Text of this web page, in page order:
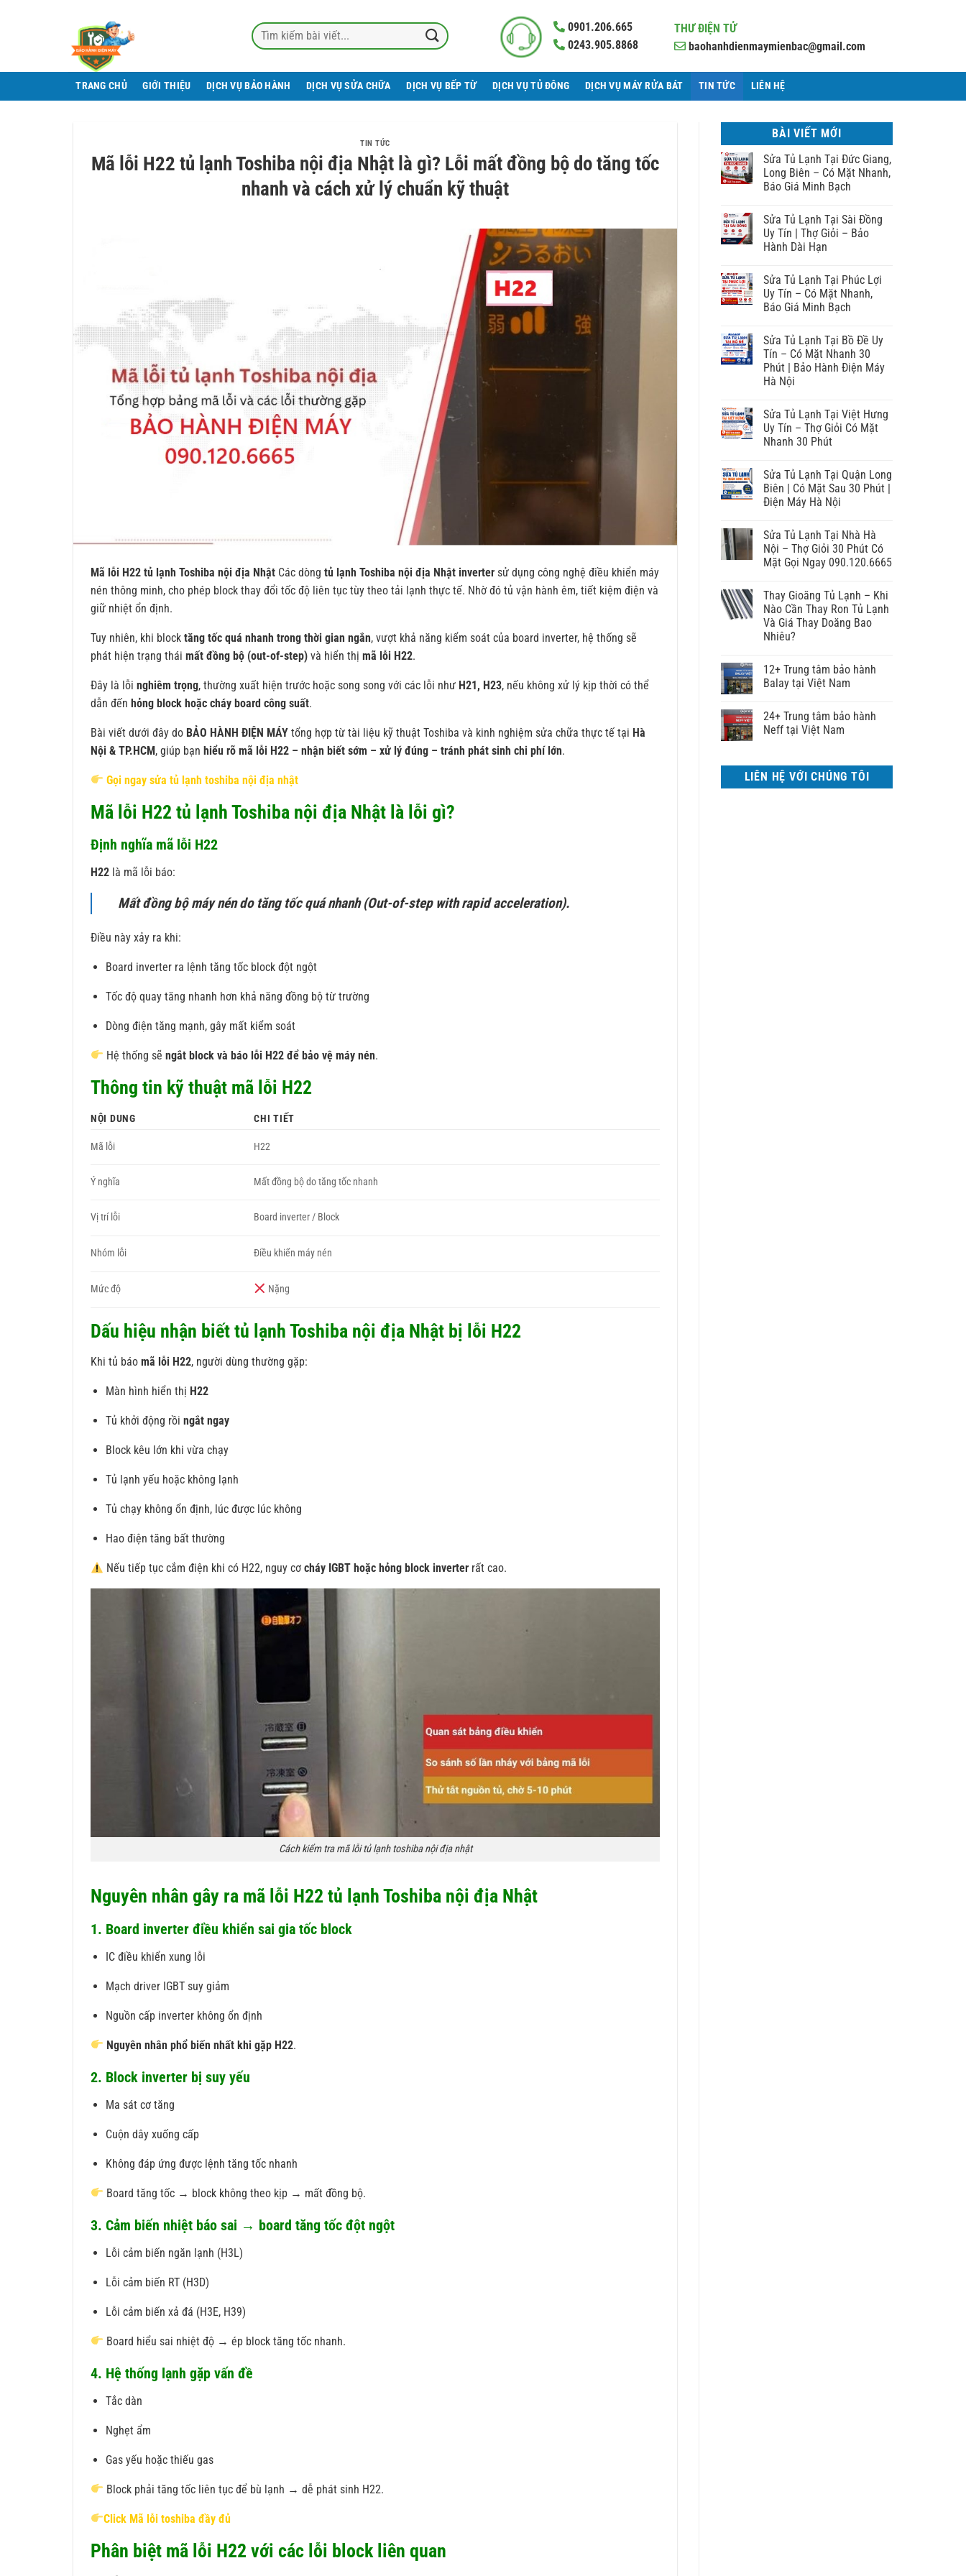
0901.206.665
0243.905.8868
THƯ ĐIỆN TỬ
baohanhdienmaymienbac@gmail.com
TRANG CHỦ GIỚI THIỆU DỊCH VỤ BẢO HÀNH DỊCH VỤ SỬA CHỮA DỊCH VỤ BẾP TỪ DỊCH VỤ TỦ ĐÔNG DỊCH VỤ MÁY RỬA BÁT TIN TỨC LIÊN HỆ
TIN TỨC
Mã lỗi H22 tủ lạnh Toshiba nội địa Nhật là gì? Lỗi mất đồng bộ do tăng tốc
nhanh và cách xử lý chuẩn kỹ thuật
Mã lỗi H22 tủ lạnh Toshiba nội địa Nhật Các dòng tủ lạnh Toshiba nội địa Nhật inverter sử dụng công nghệ điều khiển máy
nén thông minh, cho phép block thay đổi tốc độ liên tục tùy theo tải lạnh thực tế. Nhờ đó tủ vận hành êm, tiết kiệm điện và
giữ nhiệt ổn định.
Tuy nhiên, khi block tăng tốc quá nhanh trong thời gian ngắn, vượt khả năng kiểm soát của board inverter, hệ thống sẽ
phát hiện trạng thái mất đồng bộ (out-of-step) và hiển thị mã lỗi H22.
Đây là lỗi nghiêm trọng, thường xuất hiện trước hoặc song song với các lỗi như H21, H23, nếu không xử lý kịp thời có thể
dẫn đến hỏng block hoặc cháy board công suất.
Bài viết dưới đây do BẢO HÀNH ĐIỆN MÁY tổng hợp từ tài liệu kỹ thuật Toshiba và kinh nghiệm sửa chữa thực tế tại Hà
Nội & TP.HCM, giúp bạn hiểu rõ mã lỗi H22 – nhận biết sớm – xử lý đúng – tránh phát sinh chi phí lớn.
Gọi ngay sửa tủ lạnh toshiba nội địa nhật
Mã lỗi H22 tủ lạnh Toshiba nội địa Nhật là lỗi gì?
Định nghĩa mã lỗi H22
H22 là mã lỗi báo:
Mất đồng bộ máy nén do tăng tốc quá nhanh (Out-of-step with rapid acceleration).
Điều này xảy ra khi:
Board inverter ra lệnh tăng tốc block đột ngột
Tốc độ quay tăng nhanh hơn khả năng đồng bộ từ trường
Dòng điện tăng mạnh, gây mất kiểm soát
Hệ thống sẽngắt block và báo lỗi H22 để bảo vệ máy nén.
Thông tin kỹ thuật mã lỗi H22
NỘI DUNG CHI TIẾT
Mã lỗi H22
Ý nghĩa Mất đồng bộ do tăng tốc nhanh
Vị trí lỗi Board inverter / Block
Nhóm lỗi Điều khiển máy nén
Mức độ Nặng
Dấu hiệu nhận biết tủ lạnh Toshiba nội địa Nhật bị lỗi H22
Khi tủ báo mã lỗi H22, người dùng thường gặp:
Màn hình hiển thị H22
Tủ khởi động rồi ngắt ngay
Block kêu lớn khi vừa chạy
Tủ lạnh yếu hoặc không lạnh
Tủ chạy không ổn định, lúc được lúc không
Hao điện tăng bất thường
Nếu tiếp tục cắm điện khi có H22, nguy cơcháy IGBT hoặc hỏng block inverter rất cao.
Cách kiểm tra mã lỗi tủ lạnh toshiba nội địa nhật
Nguyên nhân gây ra mã lỗi H22 tủ lạnh Toshiba nội địa Nhật
1. Board inverter điều khiển sai gia tốc block
IC điều khiển xung lỗi
Mạch driver IGBT suy giảm
Nguồn cấp inverter không ổn định
Nguyên nhân phổ biến nhất khi gặp H22.
2. Block inverter bị suy yếu
Ma sát cơ tăng
Cuộn dây xuống cấp
Không đáp ứng được lệnh tăng tốc nhanh
Board tăng tốc → block không theo kịp → mất đồng bộ.
3. Cảm biến nhiệt báo sai → board tăng tốc đột ngột
Lỗi cảm biến ngăn lạnh (H3L)
Lỗi cảm biến RT (H3D)
Lỗi cảm biến xả đá (H3E, H39)
Board hiểu sai nhiệt độ → ép block tăng tốc nhanh.
4. Hệ thống lạnh gặp vấn đề
Tắc dàn
Nghẹt ẩm
Gas yếu hoặc thiếu gas
Block phải tăng tốc liên tục để bù lạnh → dễ phát sinh H22.
Click Mã lỗi toshiba đầy đủ
Phân biệt mã lỗi H22 với các lỗi block liên quan
BÀI VIẾT MỚI
Sửa Tủ Lạnh Tại Đức Giang,
Long Biên – Có Mặt Nhanh,
Báo Giá Minh Bạch
Sửa Tủ Lạnh Tại Sài Đồng
Uy Tín | Thợ Giỏi – Bảo
Hành Dài Hạn
Sửa Tủ Lạnh Tại Phúc Lợi
Uy Tín – Có Mặt Nhanh,
Báo Giá Minh Bạch
Sửa Tủ Lạnh Tại Bồ Đề Uy
Tín – Có Mặt Nhanh 30
Phút | Bảo Hành Điện Máy
Hà Nội
Sửa Tủ Lạnh Tại Việt Hưng
Uy Tín – Thợ Giỏi Có Mặt
Nhanh 30 Phút
Sửa Tủ Lạnh Tại Quận Long
Biên | Có Mặt Sau 30 Phút |
Điện Máy Hà Nội
Sửa Tủ Lạnh Tại Nhà Hà
Nội – Thợ Giỏi 30 Phút Có
Mặt Gọi Ngay 090.120.6665
Thay Gioăng Tủ Lạnh – Khi
Nào Cần Thay Ron Tủ Lạnh
Và Giá Thay Doăng Bao
Nhiêu?
12+ Trung tâm bảo hành
Balay tại Việt Nam
24+ Trung tâm bảo hành
Neff tại Việt Nam
LIÊN HỆ VỚI CHÚNG TÔI